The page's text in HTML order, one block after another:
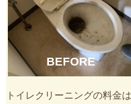
BEFORE
トイレクリーニングの料金